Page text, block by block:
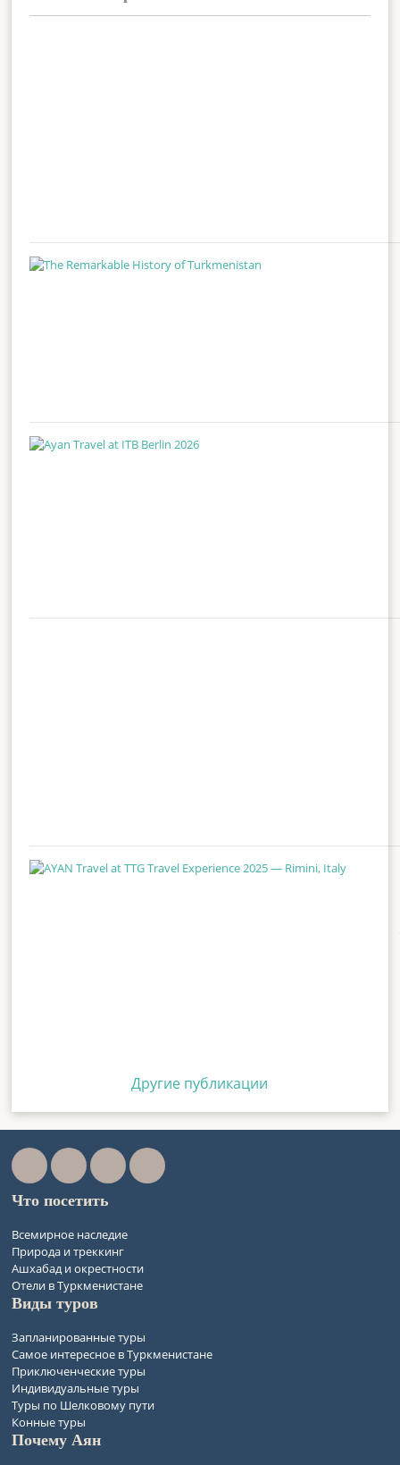
Другие публикации
Что посетить
Всемирное наследие
Природа и треккинг
Ашхабад и окрестности
Отели в Туркменистане
Виды туров
Запланированные туры
Самое интересное в Туркменистане
Приключенческие туры
Индивидуальные туры
Туры по Шелковому пути
Конные туры
Почему Аян